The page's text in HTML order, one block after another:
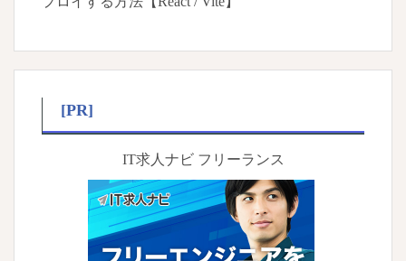
[PR]
IT求人ナビ フリーランス